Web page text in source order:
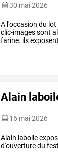
30 mai 2026
A l'occasion du lot
clic-imagessont
farine. ilsexposent
exposition
Alain
16 mai 2026
Alain laboile
d'ouverture du